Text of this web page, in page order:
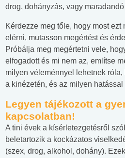
drog, dohányzás, vagy
Kérdezze meg tőle, hogy most ezt
elérni, mutasson megértést és
Próbálja meg megértetni vele,
elfogadott és mi nem az, említse
milyen véleménnyel lehetnek
a kinézetén, és az milyen hatással
Legyen tájékozott a
kapcsolatban!
A tini évek a kísérletezgetésről
beletartozik a kockázatos
(szex, drog, alkohol, dohány).